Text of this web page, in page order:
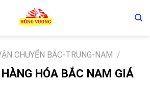
CHUYỂN BẮC-TRUNG-NAM /
HÓA BẮC NAM GIÁ